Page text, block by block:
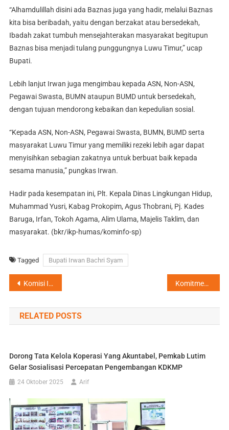
“Alhamdulillah disini ada Baznas juga yang hadir, melalui Baznas
kita bisa beribadah, yaitu dengan berzakat atau bersedekah,
Ibadah zakat tumbuh mensejahterakan masyarakat begitupun
Baznas bisa menjadi tulang punggungnya Luwu Timur,” ucap
Bupati.
Lebih lanjut Irwan juga mengimbau kepada ASN, Non-ASN,
Pegawai Swasta, BUMN ataupun BUMD untuk bersedekah,
dengan tujuan mendorong kebaikan dan kepedulian sosial.
“Kepada ASN, Non-ASN, Pegawai Swasta, BUMN, BUMD serta
masyarakat Luwu Timur yang memiliki rezeki lebih agar dapat
menyisihkan sebagian zakatnya untuk berbuat baik kepada
sesama manusia,” pungkas Irwan.
Hadir pada kesempatan ini, Plt. Kepala Dinas Lingkungan Hidup,
Muhammad Yusri, Kabag Prokopim, Agus Thobrani, Pj. Kades
Baruga, Irfan, Tokoh Agama, Alim Ulama, Majelis Taklim, dan
masyarakat. (bkr/ikp-humas/kominfo-sp)
Tagged Bupati Irwan Bachri Syam
Navigasi
pos
Komisi III DPRD Lutim Tinjau TPA, Temukan Lokasi di Kecamatan Burau Sudah Tidak Layak Komitmen Bupati Irwan: Atlet Lutim Tidak Akan Ditinggalkan, Akan Dibina dan Dijaga
RELATED POSTS
Dorong Tata Kelola Koperasi Yang Akuntabel, Pemkab Lutim
Gelar Sosialisasi Percepatan Pengembangan KDKMP
24 Oktober 2025 Arif